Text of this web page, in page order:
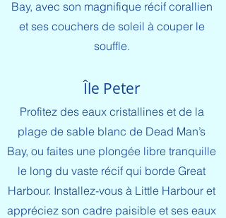
Bay, avec son magnifique récif corallien
et ses couchers de soleil à couper le
souffle.​
Île Peter
Profitez des eaux cristallines et de la
plage de sable blanc de Dead Man’s
Bay, ou faites une plongée libre tranquille
le long du vaste récif qui borde Great
Harbour. Installez-vous à Little Harbour et
appréciez son cadre paisible et ses eaux